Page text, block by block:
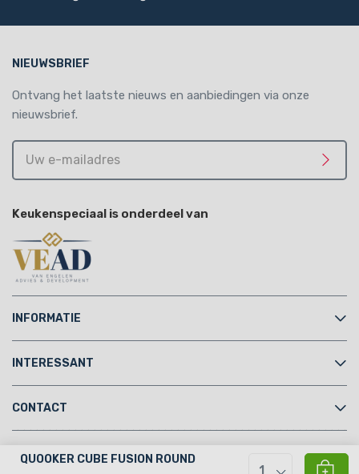
QUOOKER CUBE FUSION ROUND
1
NIEUWSBRIEF
Ontvang het laatste nieuws en aanbiedingen via onze
nieuwsbrief.
Meld
Keukenspeciaal is onderdeel van
INFORMATIE
INTERESSANT
CONTACT
Copyright © 2026 Keukenspeciaal.nl